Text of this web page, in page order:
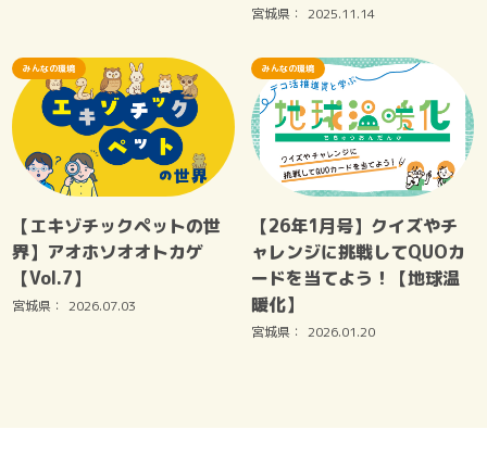
宮城県： 2025.11.14
【エキゾチックペットの世
界】アオホソオオトカゲ
【Vol.7】
宮城県： 2026.07.03
みんなの環境
【26年1月号】クイズやチ
ャレンジに挑戦してQUOカ
ードを当てよう！【地球温
暖化】
宮城県： 2026.01.20
みんなの環境